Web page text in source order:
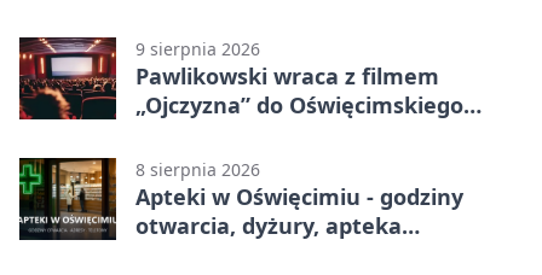
9 sierpnia 2026
Pawlikowski wraca z filmem
„Ojczyzna” do Oświęcimskiego
8 sierpnia 2026
Apteki w Oświęcimiu - godziny
otwarcia, dyżury, apteka